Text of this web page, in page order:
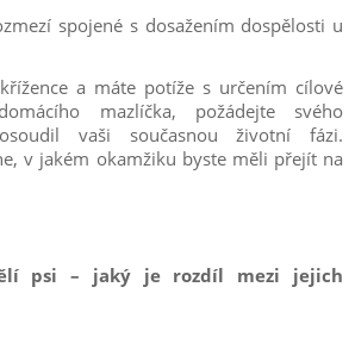
spojené s dosažením dospělosti u
a máte potíže s určením cílové
mazlíčka, požádejte svého
vaši současnou životní fázi.
v jakém okamžiku byste měli přejít na
psi – jaký je rozdíl mezi jejich